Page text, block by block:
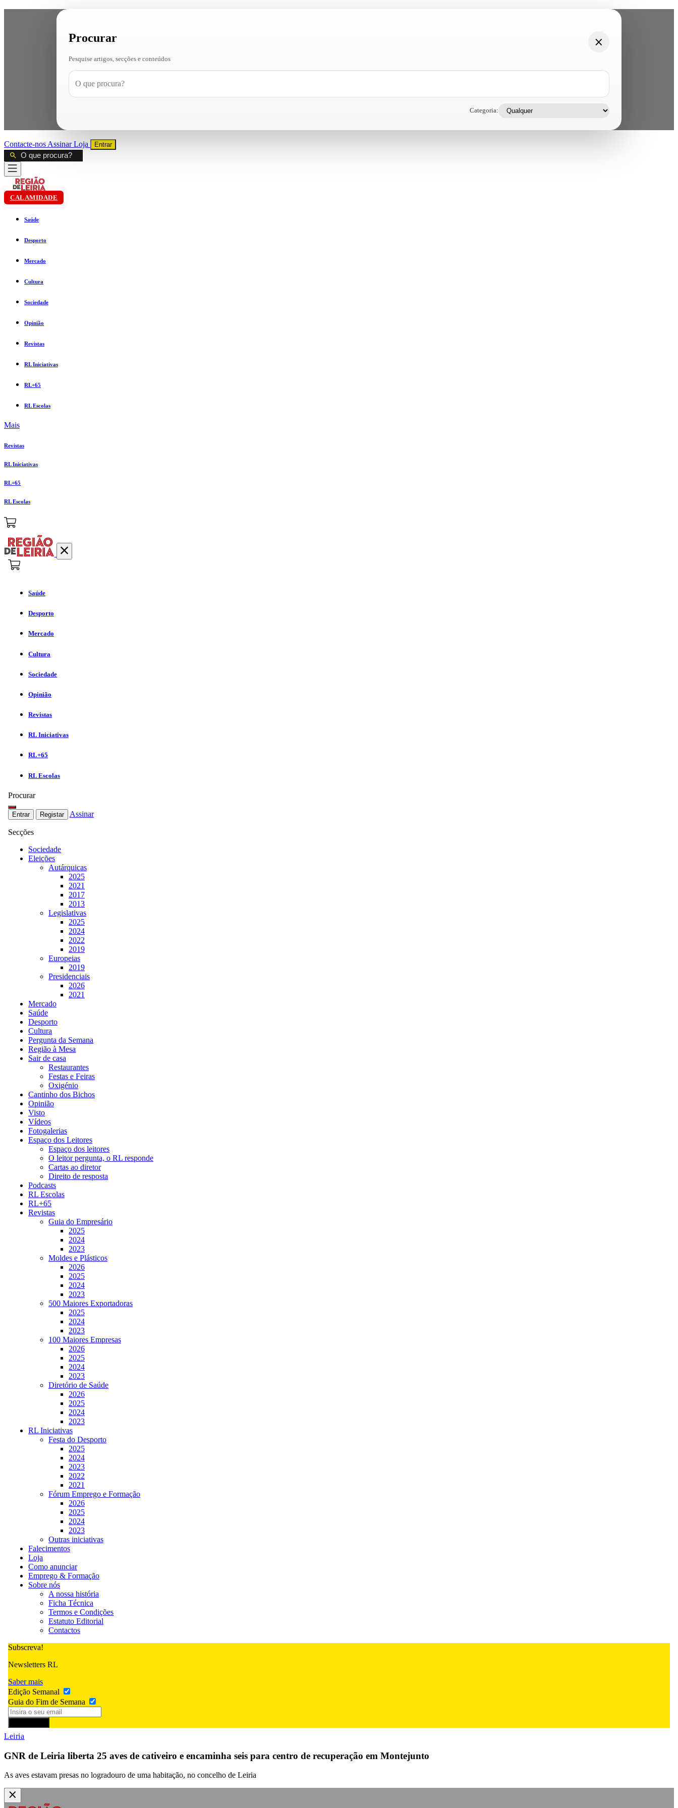
Procurar
Pesquise artigos, secções e conteúdos
Categoria:
Contacte-nos AssinarLoja Entrar
CALAMIDADE
Saúde
Desporto
Mercado
Cultura
Sociedade
Opinião
Revistas
RL Iniciativas
RL+65
RL Escolas
Mais
Revistas
RL Iniciativas
RL+65
RL Escolas
Saúde
Desporto
Mercado
Cultura
Sociedade
Opinião
Revistas
RL Iniciativas
RL+65
RL Escolas
Procurar
Entrar Registar Assinar
Secções
Sociedade
Eleições
Autárquicas
2025
2021
2017
2013
Legislativas
2025
2024
2022
2019
Europeias
2019
Presidenciais
2026
2021
Mercado
Saúde
Desporto
Cultura
Pergunta da Semana
Região à Mesa
Sair de casa
Restaurantes
Festas e Feiras
Oxigénio
Cantinho dos Bichos
Opinião
Visto
Vídeos
Fotogalerias
Espaço dos Leitores
Espaço dos leitores
O leitor pergunta, o RL responde
Cartas ao diretor
Direito de resposta
Podcasts
RL Escolas
RL+65
Revistas
Guia do Empresário
2025
2024
2023
Moldes e Plásticos
2026
2025
2024
2023
500 Maiores Exportadoras
2025
2024
2023
100 Maiores Empresas
2026
2025
2024
2023
Diretório de Saúde
2026
2025
2024
2023
RL Iniciativas
Festa do Desporto
2025
2024
2023
2022
2021
Fórum Emprego e Formação
2026
2025
2024
2023
Outras iniciativas
Falecimentos
Loja
Como anunciar
Emprego & Formação
Sobre nós
A nossa história
Ficha Técnica
Termos e Condições
Estatuto Editorial
Contactos
Subscreva!
Newsletters RL
Saber mais
Edição Semanal
Guia do Fim de Semana
Leiria
GNR de Leiria liberta 25 aves de cativeiro e encaminha seis para centro de recuperação em Montejunto
As aves estavam presas no logradouro de uma habitação, no concelho de Leiria